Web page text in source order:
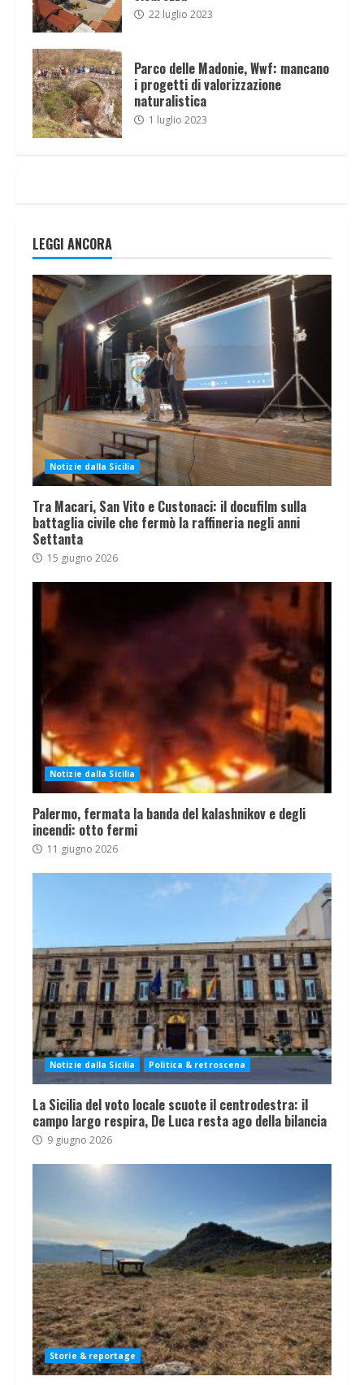
22 luglio 2023
Parco delle Madonie, Wwf: mancano
i progetti di valorizzazione
naturalistica
1 luglio 2023
LEGGI ANCORA
Notizie dalla Sicilia
Tra Macari, San Vito e Custonaci: il docufilm sulla
battaglia civile che fermò la raffineria negli anni
Settanta
15 giugno 2026
Notizie dalla Sicilia
Palermo, fermata la banda del kalashnikov e degli
incendi: otto fermi
11 giugno 2026
Notizie dalla Sicilia Politica & retroscena
La Sicilia del voto locale scuote il centrodestra: il
campo largo respira, De Luca resta ago della bilancia
9 giugno 2026
Storie & reportage